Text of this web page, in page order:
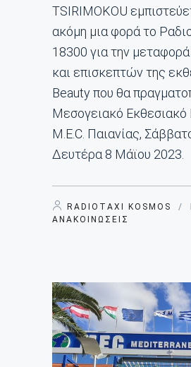
TSIRIMOKOU
ακόμη μια φορά το
18300 για την
και επισκεπτών της
Beauty που θα
Μεσογειακό Εκθεσιακό
M.E.C. Παιανίας,
Δευτέρα 8 Μάϊου 2023.
RADIOTAXI KOSMOS /
ΑΝΑΚΟΙΝΏΣΕΙΣ